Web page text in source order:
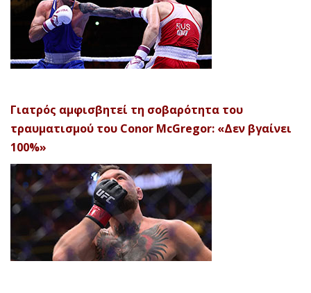
Γιατρός αμφισβητεί τη σοβαρότητα του
τραυματισμού του Conor McGregor: «Δεν βγαίνει
100%»